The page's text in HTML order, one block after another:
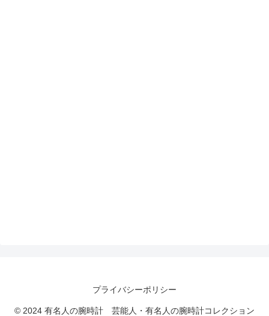
プライバシーポリシー
© 2024 有名人の腕時計 芸能人・有名人の腕時計コレクション